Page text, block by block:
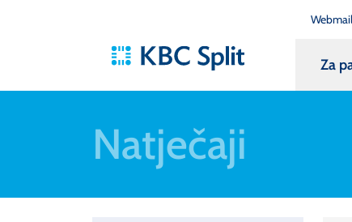
Webmail
Za
Natječaji